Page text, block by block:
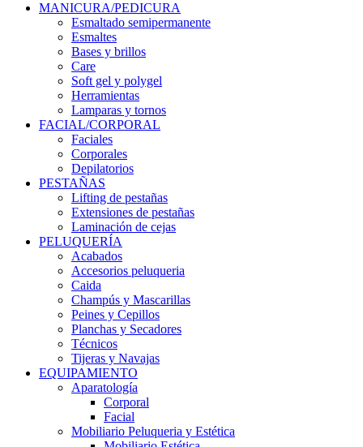
MANICURA/PEDICURA
Esmaltado semipermanente
Esmaltes
Bases y brillos
Care
Soft gel y polygel
Herramientas
Lamparas y tornos
FACIAL/CORPORAL
Faciales
Corporales
Depilatorios
PESTAÑAS
Lifting de pestañas
Extensiones de pestañas
Laminación de cejas
PELUQUERÍA
Acabados
Accesorios peluqueria
Caida
Champús y Mascarillas
Peines y Cepillos
Planchas y Secadores
Técnicos
Tijeras y Navajas
EQUIPAMIENTO
Aparatología
Corporal
Facial
Mobiliario Peluqueria y Estética